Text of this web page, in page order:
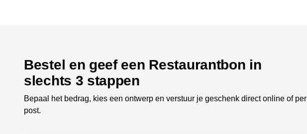
Bestel en geef een Restaurantbon in
slechts 3 stappen
Bepaal het bedrag, kies een ontwerp en verstuur je geschenk direct online of per
post.